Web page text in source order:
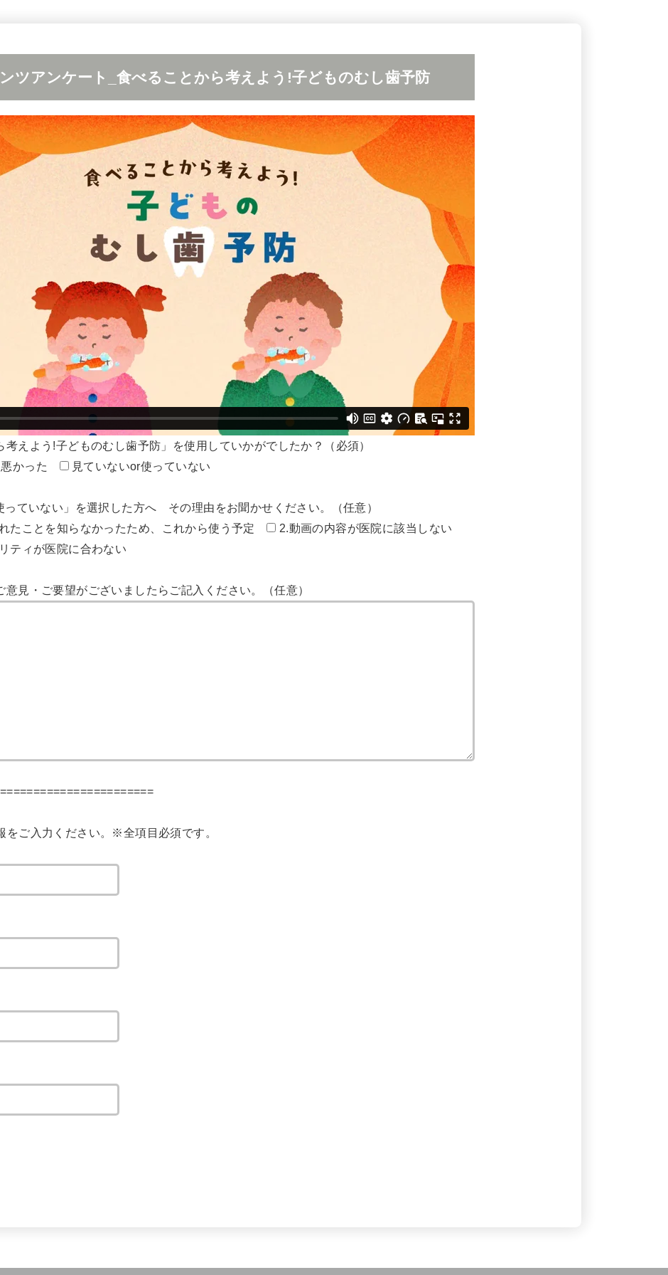
ツアンケート_食べることから考えよう!子どものむし歯予防
考えよう!子どものむし歯予防」を使用していかがでしたか？（必須）
悪かった 見ていないor使っていない
っていない」を選択した方へ その理由をお聞かせください。（任意）
たことを知らなかったため、これから使う予定
2.動画の内容が医院に該当しない
ティが医院に合わない
意見・ご要望がございましたらご記入ください。（任意）
をご入力ください。※全項目必須です。